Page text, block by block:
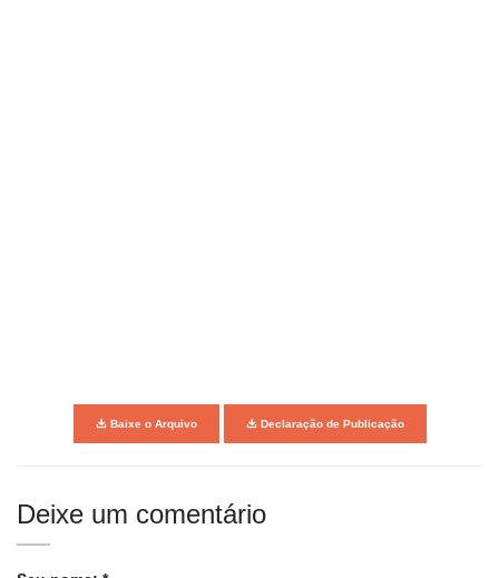
Baixe o Arquivo Declaração de Publicação
Deixe um comentário